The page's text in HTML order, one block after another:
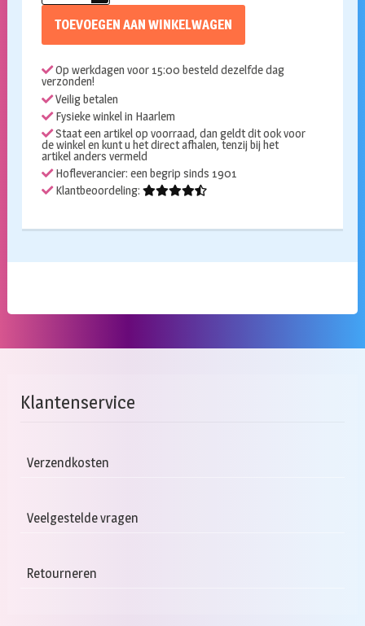
TOEVOEGEN AAN WINKELWAGEN
Op werkdagen voor 15:00 besteld dezelfde dag
verzonden!
Veilig betalen
Fysieke winkel in Haarlem
Staat een artikel op voorraad, dan geldt dit ook voor
de winkel en kunt u het direct afhalen, tenzij bij het
artikel anders vermeld
Hofleverancier: een begrip sinds 1901
Klantbeoordeling:
Klantenservice
Verzendkosten
Veelgestelde vragen
Retourneren